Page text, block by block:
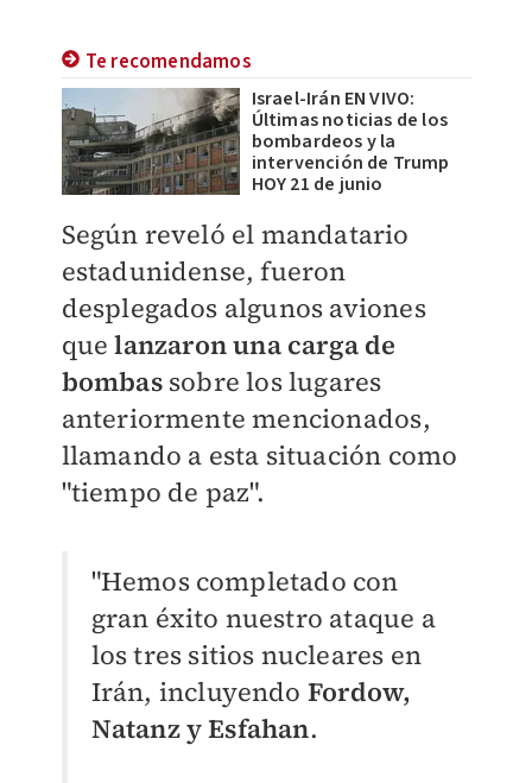
Te recomendamos
Israel-Irán EN VIVO:
Últimas noticias de los
bombardeos y la
intervención de Trump
HOY 21 de junio
Según reveló el mandatario
estadunidense, fueron
desplegados algunos aviones
quelanzaron una carga de
bombas sobre los lugares
anteriormente mencionados,
llamando a esta situación como
"tiempo de paz".
"Hemos completado con
gran éxito nuestro ataque a
los tres sitios nucleares en
Irán, incluyendo Fordow,
Natanz y Esfahan.